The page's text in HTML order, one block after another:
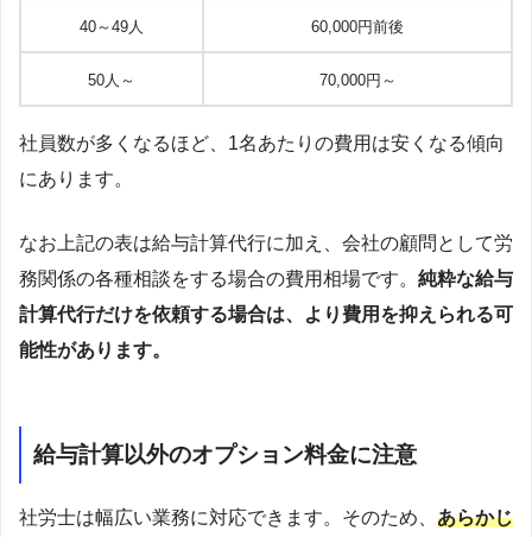
40～49人 60,000円前後
50人～ 70,000円～
社員数が多くなるほど、1名あたりの費用は安くなる傾向
にあります。
なお上記の表は給与計算代行に加え、会社の顧問として労
務関係の各種相談をする場合の費用相場です。 純粋な給与
計算代行だけを依頼する場合は、より費用を抑えられる可
能性があります。
給与計算以外のオプション料金に注意
社労士は幅広い業務に対応できます。そのため、 あらかじ